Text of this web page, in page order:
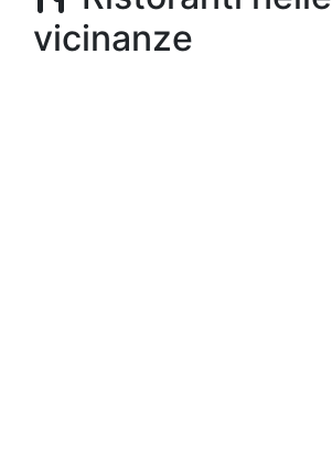
vicinanze